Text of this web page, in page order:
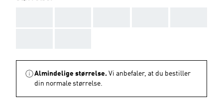
Almindelige størrelse. Vi anbefaler, at du bestiller
din normale størrelse.